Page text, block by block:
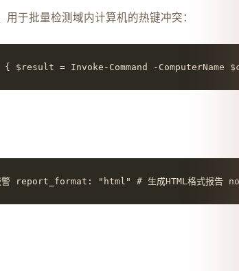
于批量检测域内计算机的热键冲突：
{ $result = Invoke-Command -
警 report_format: "html" # 生成HTML格